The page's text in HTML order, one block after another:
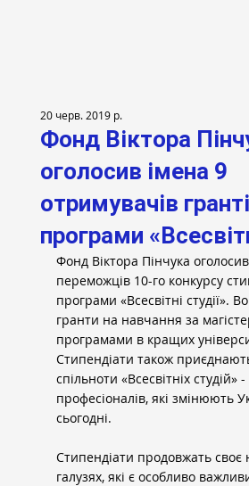
Фонд Віктора
оголосив імена 9
отримувачів
програми
20 черв. 2019 р.
Фонд Віктора Пінчука
переможців 10-го конкурсу
програми «Всесвітні студії».
гранти на навчання за
програмами в кращих
Стипендіати також
спільноти «Всесвітніх студій»
професіоналів, які змінюють
сьогодні.
Стипендіати продовжать своє
галузях, які є особливо